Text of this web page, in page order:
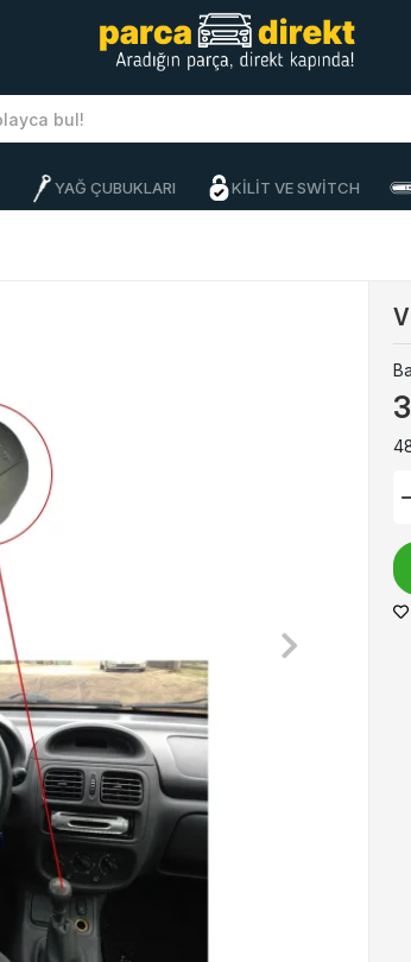
YAĞ ÇUBUKLARI KİLİT VE SWİTCH